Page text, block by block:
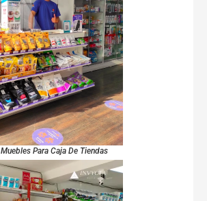
Muebles Para Caja De Tiendas